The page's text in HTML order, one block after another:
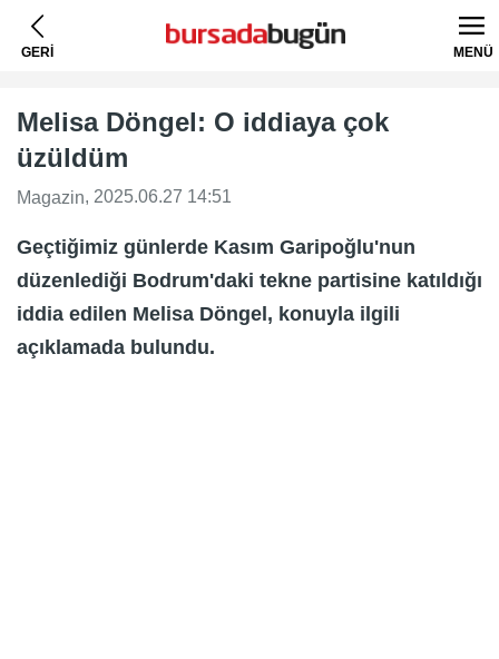
GERİ MENÜ
Melisa Döngel: O iddiaya çok
üzüldüm
Magazin, 2025.06.27 14:51
Geçtiğimiz günlerde Kasım Garipoğlu'nun
düzenlediği Bodrum'daki tekne partisine katıldığı
iddia edilen Melisa Döngel, konuyla ilgili
açıklamada bulundu.